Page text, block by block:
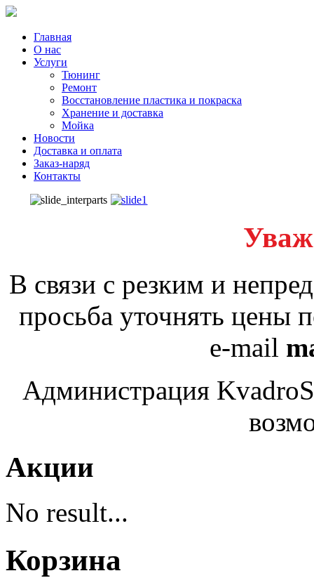
Главная
О нас
Услуги
Тюнинг
Ремонт
Восстановление пластика и покраска
Хранение и доставка
Мойка
Новости
Доставка и оплата
Заказ-наряд
Контакты
В связи с резким и
просьба уточнять цены
e-mail
Администрация
Акции
No result...
Корзина